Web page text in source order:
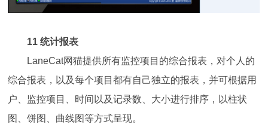
11 统计报表
LaneCat网猫提供所有监控项目的综合报表，对个人的
综合报表，以及每个项目都有自己独立的报表，并可根据用
户、监控项目、时间以及记录数、大小进行排序，以柱状
图、饼图、曲线图等方式呈现。